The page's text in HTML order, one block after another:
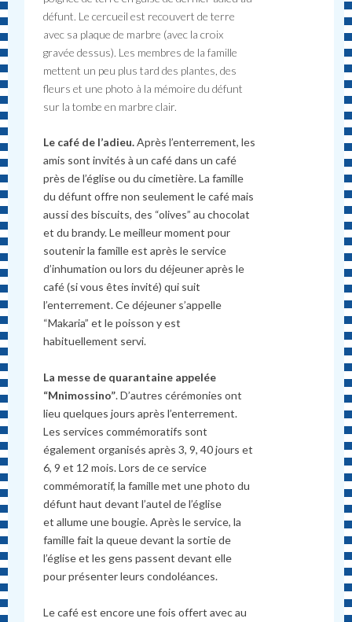
défunt. Le cercueil est recouvert de terre
avec sa plaque de marbre (avec la croix
gravée dessus). Les membres de la famille
mettent un peu plus tard des plantes, des
fleurs et une photo à la mémoire du défunt
sur la tombe en marbre clair.
Le café de l’adieu.Après l’enterrement, les
amis sont invités à un café dans un café
près de l’église ou du cimetière. La famille
du défunt offre non seulement le café mais
aussi des biscuits, des “olives” au chocolat
et du brandy. Le meilleur moment pour
soutenir la famille est après le service
d’inhumation ou lors du déjeuner après le
café (si vous êtes invité) qui suit
l’enterrement. Ce déjeuner s’appelle
“Makaria” et le poisson y est
habituellement servi.
La messe de quarantaine appelée
“Mnimossino”. D’autres cérémonies ont
lieu quelques jours après l’enterrement.
Les services commémoratifs sont
également organisés après 3, 9, 40 jours et
6, 9 et 12 mois. Lors de ce service
commémoratif, la famille met une photo du
défunt haut devant l’autel de l’église
et allume une bougie. Après le service, la
famille fait la queue devant la sortie de
l’église et les gens passent devant elle
pour présenter leurs condoléances.
Le café est encore une fois offert avec au